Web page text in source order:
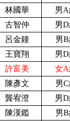
林國華
男
古智仲
男
呂金鐘
男
王寶翔
男
許富美
女
陳彥文
男
龔宥澄
男
陳漢鑑
男